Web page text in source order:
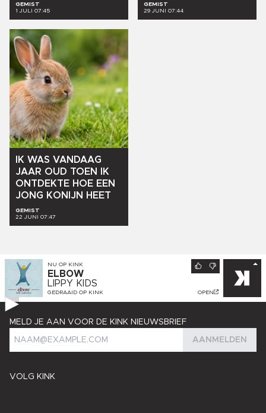
GEMIST
1 JULI 07:45
GEMIST
29 JUNI 07:44
IK WAS VANDAAG
JAAR OUD TOEN
IK
ONTDEKTE HOE EEN
JONG KONIJN HEET
GEMIST
22 JUNI 07:47
NU OP KINK
ELBOW
LIPPY KIDS
GEDRAAID OP KINK OPEN
VOLG KINK
MELD JE AAN VOOR DE KINK NIEUWSBRIEF
AANMELDEN